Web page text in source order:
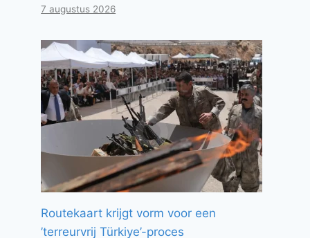
7 augustus 2026
Routekaart krijgt vorm voor een
’terreurvrij Türkiye’-proces